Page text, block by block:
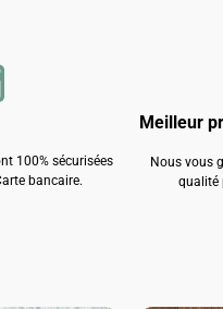
100% sécurisées
bancaire.
Meilleur
Nous vous
qualité